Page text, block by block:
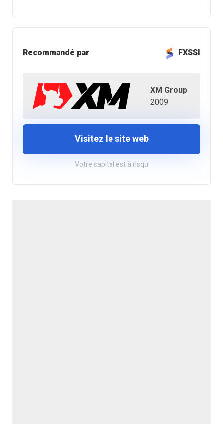
Recommandé par FXSSI
XM Group
2009
Visitez le site web
Votre capital est à risqu